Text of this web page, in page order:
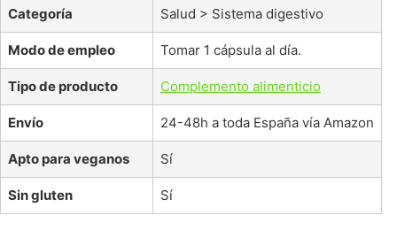
Categoría Salud > Sistema digestivo
Modo de empleo Tomar 1 cápsula al día.
Tipo de producto Complemento alimenticio
Envío 24-48h a toda España vía Amazon
Apto para veganos Sí
Sin gluten Sí